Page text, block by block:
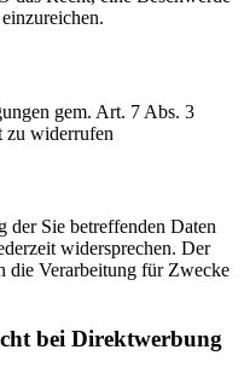
gem. Art. 7 Abs. 3
widerrufen
der Sie betreffenden Daten
widersprechen. Der
die Verarbeitung für Zwecke
bei Direktwerbung